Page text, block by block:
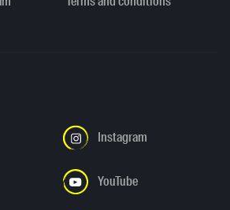
Instagram
YouTube